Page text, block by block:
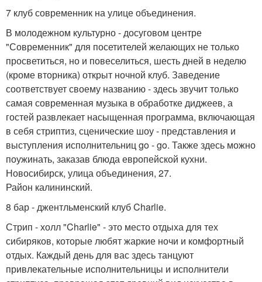
7 клуб современник на улице объединения.
В молодежном культурно - досуговом центре
"Современник" для посетителей желающих не только
просветиться, но и повеселиться, шесть дней в неделю
(кроме вторника) открыт ночной клуб. Заведение
соответствует своему названию - здесь звучит только
самая современная музыка в обработке диджеев, а
гостей развлекает насыщенная программа, включающая
в себя стриптиз, сценические шоу - представления и
выступления исполнительниц go - go. Также здесь можно
поужинать, заказав блюда европейской кухни.
Новосибирск, улица объединения, 27.
Район калининский.
8 бар - джентльменский клуб Charlie.
Стрип - холл "Charlie" - это место отдыха для тех
сибиряков, которые любят жаркие ночи и комфортный
отдых. Каждый день для вас здесь танцуют
привлекательные исполнительницы и исполнители